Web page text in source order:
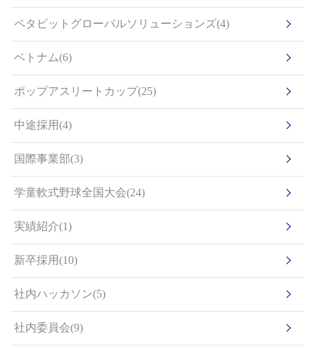
ペタビットグローバルソリューションズ(4)
ベトナム(6)
ポップアスリートカップ(25)
中途採用(4)
国際事業部(3)
学童軟式野球全国大会(24)
実績紹介(1)
新卒採用(10)
社内ハッカソン(5)
社内委員会(9)